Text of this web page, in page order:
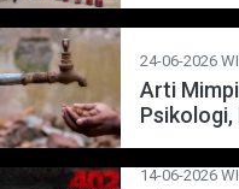
24-06-2026
Arti
Psikologi,
14-06-2026